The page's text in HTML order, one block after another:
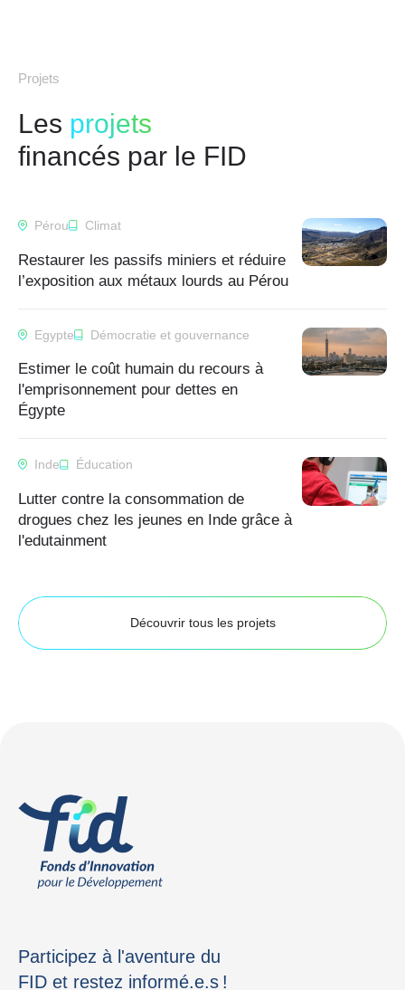
Projets
Les projets
financés par le FID
Découvrir tous les projets
Pérou Climat
Restaurer les passifs miniers et réduire
l’exposition aux métaux lourds au Pérou
Egypte Démocratie et gouvernance
Estimer le coût humain du recours à
l'emprisonnement pour dettes en
Égypte
Inde Éducation
Lutter contre la consommation de
drogues chez les jeunes en Inde grâce à
l'edutainment
Participez à l'aventure du
FID et restez informé.e.s !